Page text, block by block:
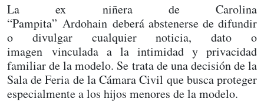
La ex niñera de Carolina
“Pampita” Ardohain deberá abstenerse de difundir
o divulgar cualquier noticia, dato o
imagen vinculada a la intimidad y privacidad
familiar de la modelo. Se trata de una decisión de la
Sala de Feria de la Cámara Civil que busca proteger
especialmente a los hijos menores de la modelo.